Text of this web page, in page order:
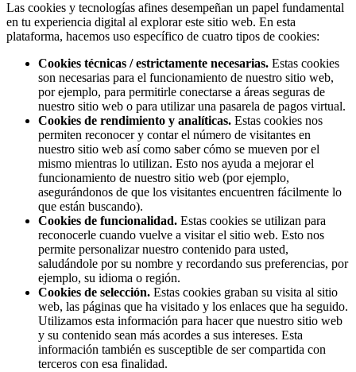
Las cookies y tecnologías afines desempeñan un papel fundamental
en tu experiencia digital al explorar este sitio web. En esta
plataforma, hacemos uso específico de cuatro tipos de cookies:
Cookies técnicas / estrictamente necesarias. Estas cookies
son necesarias para el funcionamiento de nuestro sitio web,
por ejemplo, para permitirle conectarse a áreas seguras de
nuestro sitio web o para utilizar una pasarela de pagos virtual.
Cookies de rendimiento y analíticas. Estas cookies nos
permiten reconocer y contar el número de visitantes en
nuestro sitio web así como saber cómo se mueven por el
mismo mientras lo utilizan. Esto nos ayuda a mejorar el
funcionamiento de nuestro sitio web (por ejemplo,
asegurándonos de que los visitantes encuentren fácilmente lo
que están buscando).
Cookies de funcionalidad. Estas cookies se utilizan para
reconocerle cuando vuelve a visitar el sitio web. Esto nos
permite personalizar nuestro contenido para usted,
saludándole por su nombre y recordando sus preferencias, por
ejemplo, su idioma o región.
Cookies de selección. Estas cookies graban su visita al sitio
web, las páginas que ha visitado y los enlaces que ha seguido.
Utilizamos esta información para hacer que nuestro sitio web
y su contenido sean más acordes a sus intereses. Esta
información también es susceptible de ser compartida con
terceros con esa finalidad.